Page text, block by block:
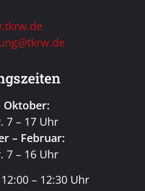
Oktober:
7 – 17 Uhr
– Februar:
7 – 16 Uhr
– 12:30 Uhr